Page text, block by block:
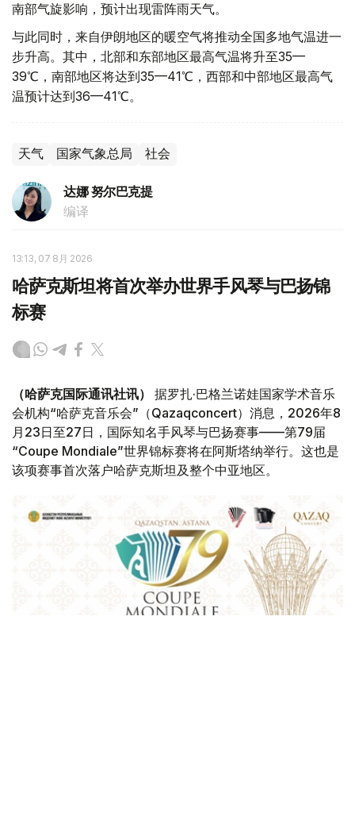
南部气旋影响，预计出现雷阵雨天气。
与此同时，来自伊朗地区的暖空气将推动全国多地气温进一
步升高。其中，北部和东部地区最高气温将升至35—
39℃，南部地区将达到35—41℃，西部和中部地区最高气
温预计达到36—41℃。
天气 国家气象总局 社会
达娜 努尔巴克提
编译
13:13, 07 8月 2026
哈萨克斯坦将首次举办世界手风琴与巴扬锦
标赛
（哈萨克国际通讯社讯）
据罗扎·巴格兰诺娃国家学术音乐
会机构“哈萨克音乐会”（Qazaqconcert）消息，2026年8
月23日至27日，国际知名手风琴与巴扬赛事——第79届
“Coupe Mondiale”世界锦标赛将在阿斯塔纳举行。这也是
该项赛事首次落户哈萨克斯坦及整个中亚地区。